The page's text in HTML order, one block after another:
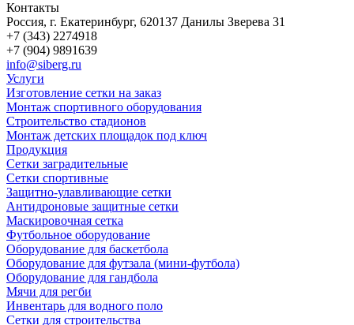
Контакты
Россия, г. Екатеринбург, 620137 Данилы Зверева 31
+7 (343) 2274918
+7 (904) 9891639
info@siberg.ru
Услуги
Изготовление сетки на заказ
Монтаж спортивного оборудования
Строительство стадионов
Монтаж детских площадок под ключ
Продукция
Сетки заградительные
Сетки спортивные
Защитно-улавливающие сетки
Антидроновые защитные сетки
Маскировочная сетка
Футбольное оборудование
Оборудование для баскетбола
Оборудование для футзала (мини-футбола)
Оборудование для гандбола
Мячи для регби
Инвентарь для водного поло
Сетки для строительства